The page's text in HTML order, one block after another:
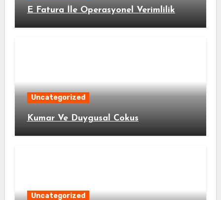
E Fatura İle Operasyonel Verimlilik
Uncategorized
Kumar Ve Duygusal Cokus
Uncategorized